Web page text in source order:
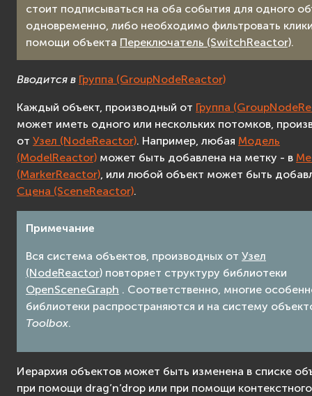
стоит подписываться на оба события для одного
одновременно, либо необходимо фильтровать
помощи объекта Переключатель (SwitchReactor).
Вводится в Группа (GroupNodeReactor)
Каждый объект, производный от Группа
может иметь одного или нескольких потомков,
от Узел (NodeReactor). Например, любая Модель
(ModelReactor) может быть добавлена на метку - в
(MarkerReactor), или любой объект может быть
Сцена (SceneReactor).
Примечание
Вся система объектов, производных от Узел
(NodeReactor) повторяет структуру библиотеки
OpenSceneGraph . Соответственно, многие
библиотеки распространяются и на систему
Toolbox.
Иерархия объектов может быть изменена в списке
при помощи drag’n’drop или при помощи